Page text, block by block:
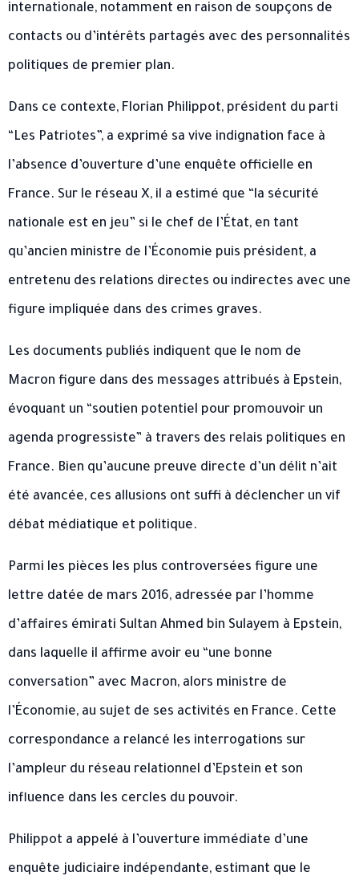
internationale, notamment en raison de soupçons de
contacts ou d’intérêts partagés avec des personnalités
politiques de premier plan.
Dans ce contexte, Florian Philippot, président du parti
“Les Patriotes”, a exprimé sa vive indignation face à
l’absence d’ouverture d’une enquête officielle en
France. Sur le réseau X, il a estimé que “la sécurité
nationale est en jeu” si le chef de l’État, en tant
qu’ancien ministre de l’Économie puis président, a
entretenu des relations directes ou indirectes avec une
figure impliquée dans des crimes graves.
Les documents publiés indiquent que le nom de
Macron figure dans des messages attribués à Epstein,
évoquant un “soutien potentiel pour promouvoir un
agenda progressiste” à travers des relais politiques en
France. Bien qu’aucune preuve directe d’un délit n’ait
été avancée, ces allusions ont suffi à déclencher un vif
débat médiatique et politique.
Parmi les pièces les plus controversées figure une
lettre datée de mars 2016, adressée par l’homme
d’affaires émirati Sultan Ahmed bin Sulayem à Epstein,
dans laquelle il affirme avoir eu “une bonne
conversation” avec Macron, alors ministre de
l’Économie, au sujet de ses activités en France. Cette
correspondance a relancé les interrogations sur
l’ampleur du réseau relationnel d’Epstein et son
influence dans les cercles du pouvoir.
Philippot a appelé à l’ouverture immédiate d’une
enquête judiciaire indépendante, estimant que le